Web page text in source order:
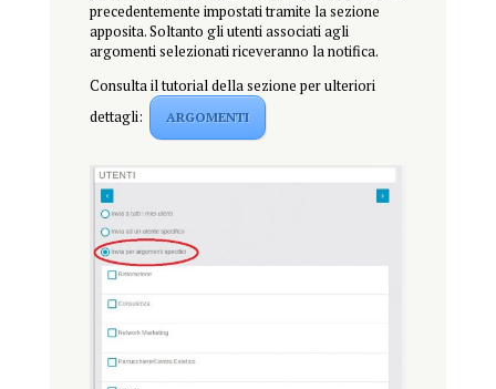
precedentemente impostati tramite la sezione
apposita. Soltanto gli utenti associati agli
argomenti selezionati riceveranno la notifica.
Consulta il tutorial della sezione per ulteriori
dettagli:
ARGOMENTI